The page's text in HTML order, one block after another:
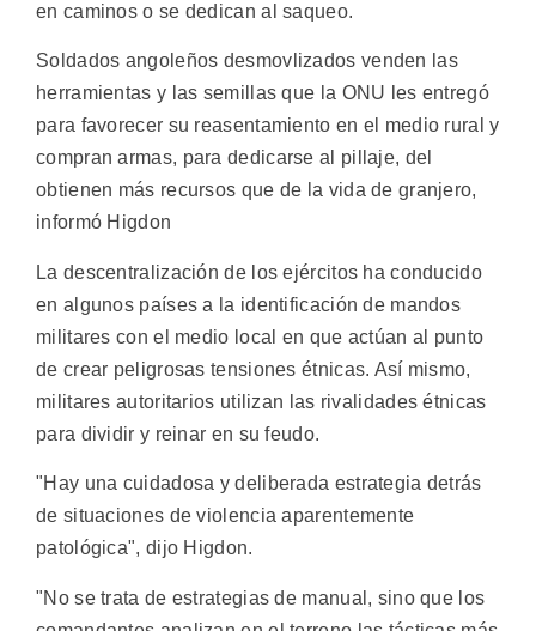
en caminos o se dedican al saqueo.
Soldados angoleños desmovlizados venden las
herramientas y las semillas que la ONU les entregó
para favorecer su reasentamiento en el medio rural y
compran armas, para dedicarse al pillaje, del
obtienen más recursos que de la vida de granjero,
informó Higdon
La descentralización de los ejércitos ha conducido
en algunos países a la identificación de mandos
militares con el medio local en que actúan al punto
de crear peligrosas tensiones étnicas. Así mismo,
militares autoritarios utilizan las rivalidades étnicas
para dividir y reinar en su feudo.
"Hay una cuidadosa y deliberada estrategia detrás
de situaciones de violencia aparentemente
patológica", dijo Higdon.
"No se trata de estrategias de manual, sino que los